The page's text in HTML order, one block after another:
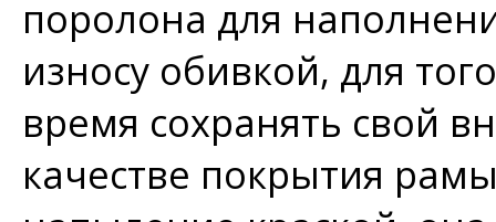
поролона для
износу обивкой, для
время сохранять свой
качестве покрытия